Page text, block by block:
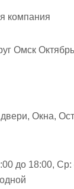
компания
Омск
Окна,
до 18:00,